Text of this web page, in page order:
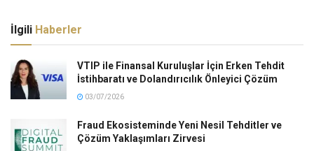
İlgili Haberler
VTIP ile Finansal Kuruluşlar İçin Erken Tehdit
İstihbaratı ve Dolandırıcılık Önleyici Çözüm
03/07/2026
Fraud Ekosisteminde Yeni Nesil Tehditler ve
Çözüm Yaklaşımları Zirvesi